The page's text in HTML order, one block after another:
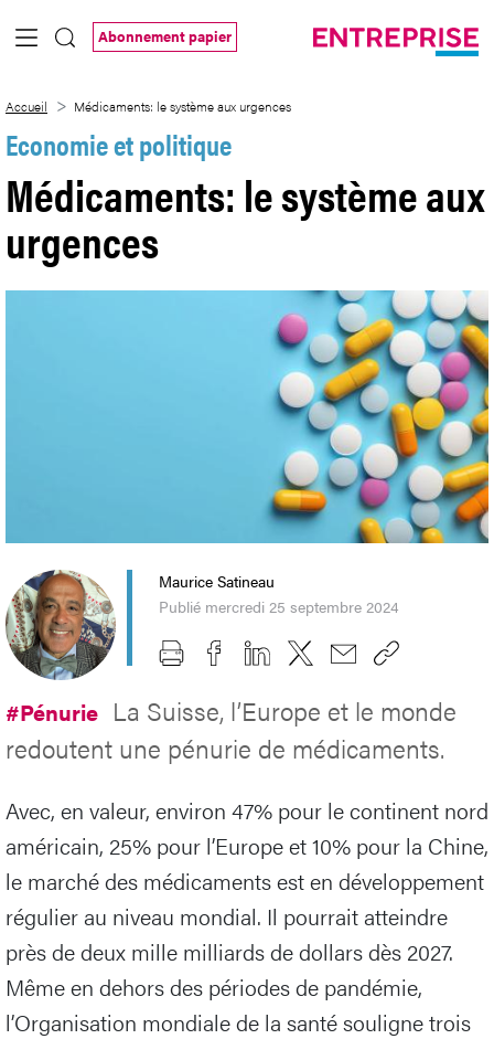
Saut au contenu principal
Abonnement papier
Accueil Médicaments: le système aux urgences
Economie et politique
Médicaments: le système aux
urgences
Maurice Satineau
Publié mercredi 25 septembre 2024
#Pénurie La Suisse, l’Europe et le monde
redoutent une pénurie de médicaments.
Avec, en valeur, environ 47% pour le continent nord
américain, 25% pour l’Europe et 10% pour la Chine,
le marché des médicaments est en développement
régulier au niveau mondial. Il pourrait atteindre
près de deux mille milliards de dollars dès 2027.
Même en dehors des périodes de pandémie,
l’Organisation mondiale de la santé souligne trois